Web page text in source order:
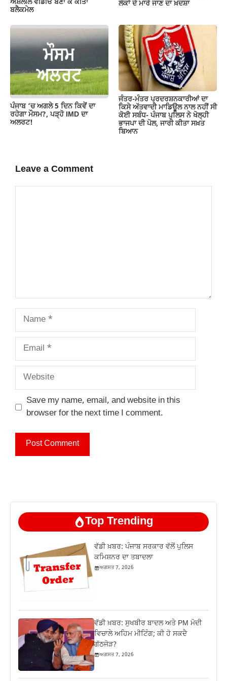
ਅਸ਼ਲੀਲ ਵੀਡੀਓ ਬਣਾ ਕੇ ਕੀਤਾ
ਬਲੈਕਮੇਲ
ਲੋਕਾਂ ਦੇ ਮਾਰੇ ਜਾਣ ਦਾ ਖ਼ਦਸ਼ਾ
ਪੰਜਾਬ ‘ਚ ਅਗਲੇ 5 ਦਿਨ ਕਿਵੇਂ ਦਾ
ਰਹੇਗਾ ਮੌਸਮ?, ਪੜ੍ਹੋ IMD ਦਾ
ਅਲਰਟ!
ਜੰਤਰ-ਮੰਤਰ ਪ੍ਰਦਰਸ਼ਨਕਾਰੀਆਂ ਦਾ
ਕਿਸੇ ਅੱਤਵਾਦੀ ਮਾਡਿਊਲ ਨਾਲ ਨਹੀਂ ਸੀ
ਕੋਈ ਸਬੰਧ- ਪੰਜਾਬ ਪੁਲਿਸ ਨੇ ਖੋਲ੍ਹੀ
ਭਾਜਪਾ ਦੀ ਪੋਲ, ਜਾਰੀ ਕੀਤਾ ਸਖ਼ਤ
ਬਿਆਨ
Leave a Comment
Name
Email
Website
Save my name, email, and website in this
browser for the next time I comment.
Top Trending
ਵੱਡੀ ਖ਼ਬਰ: ਪੰਜਾਬ ਸਰਕਾਰ ਵੱਲੋਂ ਪੁਲਿਸ
ਕਮਿਸ਼ਨਰ ਦਾ ਤਬਾਦਲਾ
ਅਗਸਤ 7, 2026
ਵੱਡੀ ਖ਼ਬਰ: ਸੁਖਬੀਰ ਬਾਦਲ ਅਤੇ PM ਮੋਦੀ
ਵਿਚਾਲੇ ਅਹਿਮ ਮੀਟਿੰਗ; ਕੀ ਹੋ ਸਕਦੈ
ਗੱਠਜੋੜ?
ਅਗਸਤ 7, 2026